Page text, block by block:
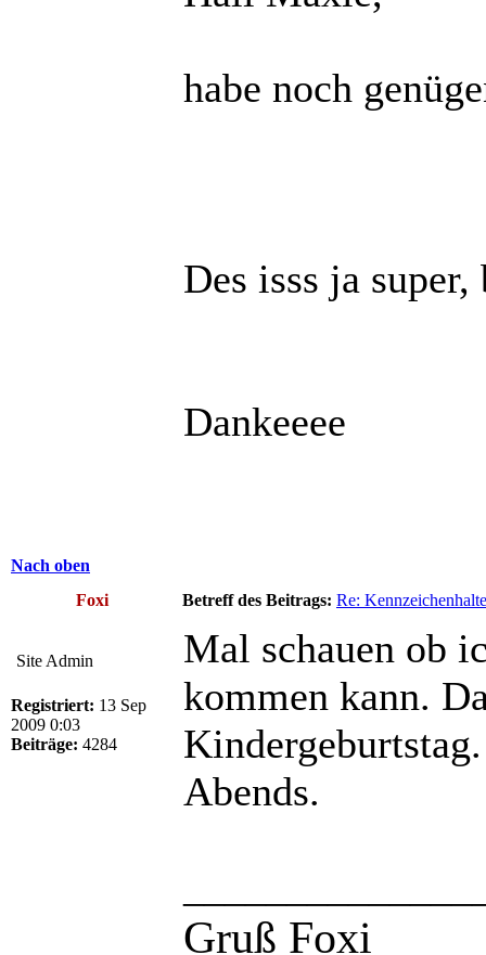
habe noch
Des isss ja
Dankeeee
Nach oben
Foxi
Betreff des Beitrags: Re:
Site Admin
Registriert: 13 Sep
2009 0:03
Beiträge: 4284
Mal schauen ob
kommen kann.
Abends.
Gruß Foxi